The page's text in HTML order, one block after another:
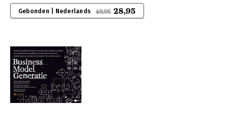
Gebonden | Nederlands 49,95 28,95